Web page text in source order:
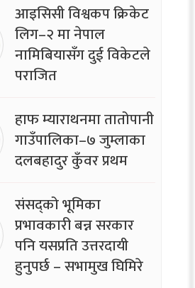
आइसिसी विश्वकप क्रिकेट
लिग–२ मा नेपाल
नामिबियासँग दुई विकेटले
पराजित
हाफ म्याराथनमा तातोपानी
गाउँपालिका–७ जुम्लाका
दलबहादुर कुँवर प्रथम
संसद्को भूमिका
प्रभावकारी बन्न सरकार
पनि यसप्रति उत्तरदायी
हुनुपर्छ – सभामुख घिमिरे